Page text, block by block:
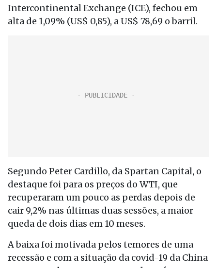
Intercontinental Exchange (ICE), fechou em
alta de 1,09% (US$ 0,85), a US$ 78,69 o barril.
Segundo Peter Cardillo, da Spartan Capital, o
destaque foi para os preços do WTI, que
recuperaram um pouco as perdas depois de
cair 9,2% nas últimas duas sessões, a maior
queda de dois dias em 10 meses.
A baixa foi motivada pelos temores de uma
recessão e com a situação da covid-19 da China